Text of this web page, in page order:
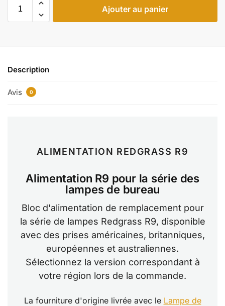
Ajouter au panier
Description
Avis 0
ALIMENTATION REDGRASS R9
Alimentation R9 pour la série des
lampes de bureau
Bloc d'alimentation de remplacement pour
la série de lampes Redgrass R9, disponible
avec des prises américaines, britanniques,
européennes et australiennes.
Sélectionnez la version correspondant à
votre région lors de la commande.
La fourniture d'origine livrée avec le Lampe de